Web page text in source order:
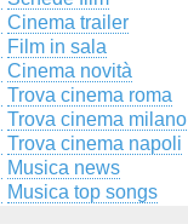
Cinema trailer
Film in sala
Cinema novità
Trova cinema roma
Trova cinema milano
Trova cinema napoli
Musica news
Musica top songs